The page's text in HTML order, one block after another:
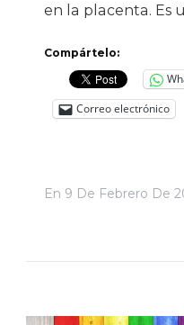
en la placenta. Es
Compártelo:
Correo electrónico
En 9 De Febrero De